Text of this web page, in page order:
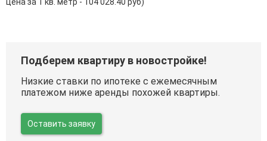
Подберем квартиру в новостройке!
Низкие ставки по ипотеке с ежемесячным
платежом ниже аренды похожей квартиры.
Оставить заявку